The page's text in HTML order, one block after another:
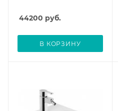
44200 руб.
В КОРЗИНУ